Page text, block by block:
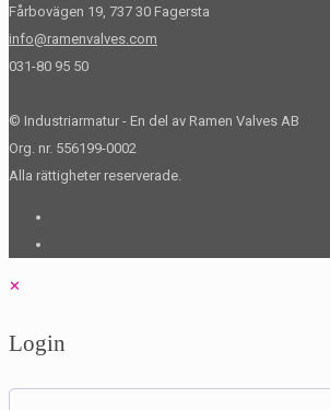
Fårbovägen 19, 737 30 Fagersta
info@ramenvalves.com
031-80 95 50
© Industriarmatur - En del av Ramen Valves AB
Org. nr. 556199-0002
Alla rättigheter reserverade.
✕
Login